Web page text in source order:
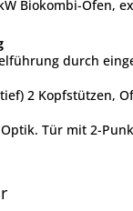
Biokombi-Ofen,
durch
2 Kopfstützen,
Tür mit 2-